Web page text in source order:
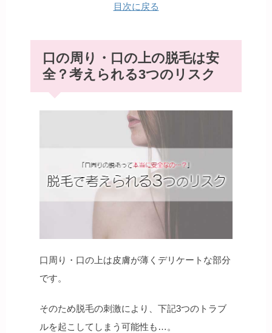
目次に戻る
口の周り・口の上の脱毛は安
全？考えられる3つのリスク
口周り・口の上は皮膚が薄くデリケートな部分
です。
そのため脱毛の刺激により、下記3つのトラブ
ルを起こしてしまう可能性も…。